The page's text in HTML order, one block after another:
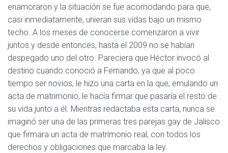
enamoraron y la situación se fue acomodando para que,
casi inmediatamente, unieran sus vidas bajo un mismo
techo. A los meses de conocerse comenzaron a vivir
juntos y desde entonces, hasta el 2009 no se habían
despegado uno del otro. Pareciera que Héctor invocó al
destino cuando conoció a Fernando, ya que al poco
tiempo ser novios, le hizo una carta en la que, emulando un
acta de matrimonio, le hacía firmar que pasaría el resto de
su vida junto a él. Mientras redactaba esta carta, nunca se
imaginó ser una de las primeras tres parejas gay de Jalisco
que firmara un acta de matrimonio real, con todos los
derechos y obligaciones que marcaba la ley.